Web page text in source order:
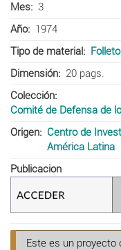
Mes
3
Año
1974
Tipo de material
Folleto
Dimensión
20 pags.
Colección
Comité de Defensa de
Origen
Centro de
América Latina
Publicacion
Este es un proyecto